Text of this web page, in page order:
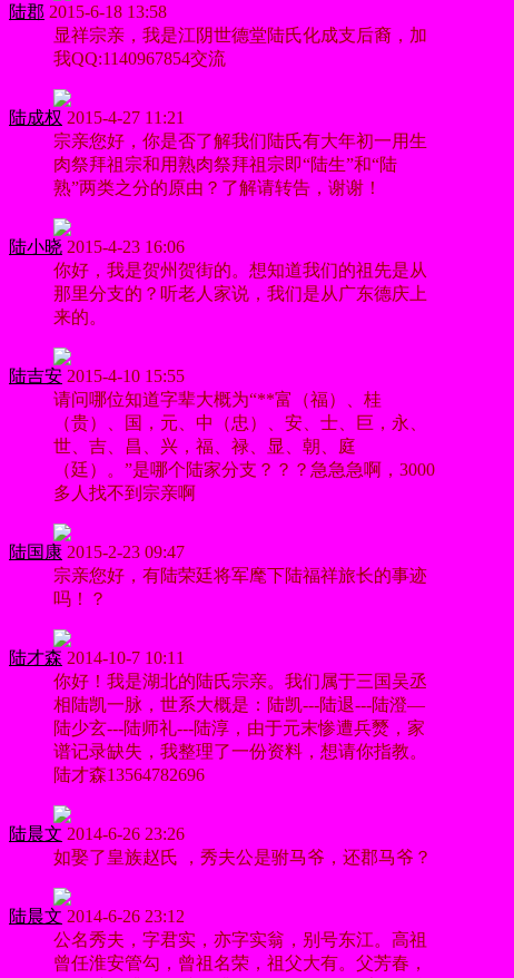
陆郡 2015-6-18 13:58
显祥宗亲，我是江阴世德堂陆氏化成支后裔，加
我QQ:1140967854交流
陆成权 2015-4-27 11:21
宗亲您好，你是否了解我们陆氏有大年初一用生
肉祭拜祖宗和用熟肉祭拜祖宗即“陆生”和“陆
熟”两类之分的原由？了解请转告，谢谢！
陆小晓 2015-4-23 16:06
你好，我是贺州贺街的。想知道我们的祖先是从
那里分支的？听老人家说，我们是从广东德庆上
来的。
陆吉安 2015-4-10 15:55
请问哪位知道字辈大概为“**富（福）、桂
（贵）、国，元、中（忠）、安、士、巨，永、
世、吉、昌、兴，福、禄、显、朝、庭
（廷）。”是哪个陆家分支？？？急急急啊，3000
多人找不到宗亲啊
陆国康 2015-2-23 09:47
宗亲您好，有陆荣廷将军麾下陆福祥旅长的事迹
吗！？
陆才森 2014-10-7 10:11
你好！我是湖北的陆氏宗亲。我们属于三国吴丞
相陆凯一脉，世系大概是：陆凯---陆退---陆澄—
陆少玄---陆师礼---陆淳，由于元末惨遭兵燹，家
谱记录缺失，我整理了一份资料，想请你指教。
陆才森13564782696
陆晨文 2014-6-26 23:26
如娶了皇族赵氏 ，秀夫公是驸马爷，还郡马爷？
陆晨文 2014-6-26 23:12
公名秀夫，字君实，亦字实翁，别号东江。高祖
曾任淮安管勾，曾祖名荣，祖父大有。父芳春，